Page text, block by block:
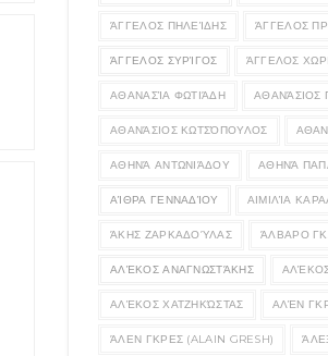
ΆΓΓΕΛΟΣ ΠΗΛΕΊΔΗΣ ΆΓΓΕΛΟΣ
ΆΓΓΕΛΟΣ ΣΥΡΊΓΟΣ ΆΓΓΕΛΟΣ
ΑΘΑΝΑΣΊΑ ΦΩΤΙΆΔΗ ΑΘΑΝΆΣΙΟΣ
ΑΘΑΝΆΣΙΟΣ ΚΩΤΣΌΠΟΥΛΟΣ
ΑΘΗΝΆ ΑΝΤΩΝΙΆΔΟΥ ΑΘΗΝΆ
ΑΊΘΡΑ ΓΕΝΝΑΔΊΟΥ ΑΙΜΙΛΊΑ
ΆΚΗΣ ΖΑΡΚΑΔΟΎΛΑΣ ΆΛΒΑΡΟ
ΑΛΈΚΟΣ ΑΝΑΓΝΩΣΤΆΚΗΣ
ΑΛΈΚΟΣ ΧΑΤΖΗΚΏΣΤΑΣ ΑΛΈΝ
ΆΛΕΝ ΓΚΡΕΣ (ALAIN GRESH)